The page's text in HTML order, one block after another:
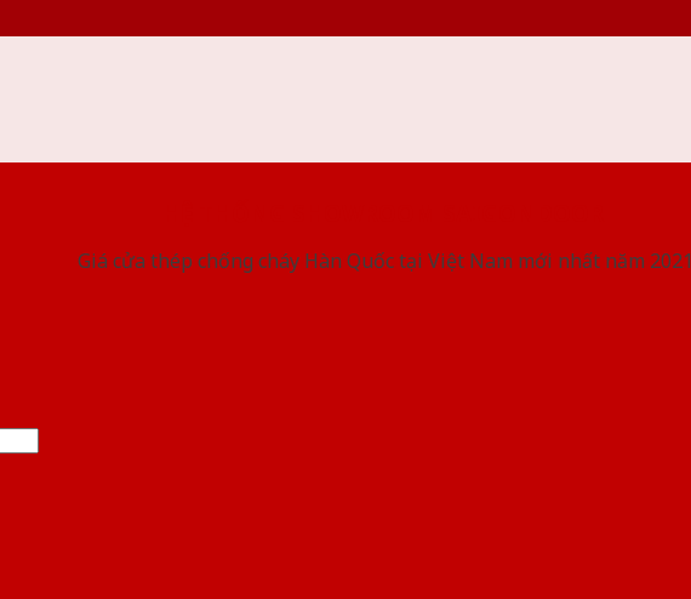
Giá cửa thép chống cháy Hàn Quốc tại Việt Nam mới nhất năm 2021